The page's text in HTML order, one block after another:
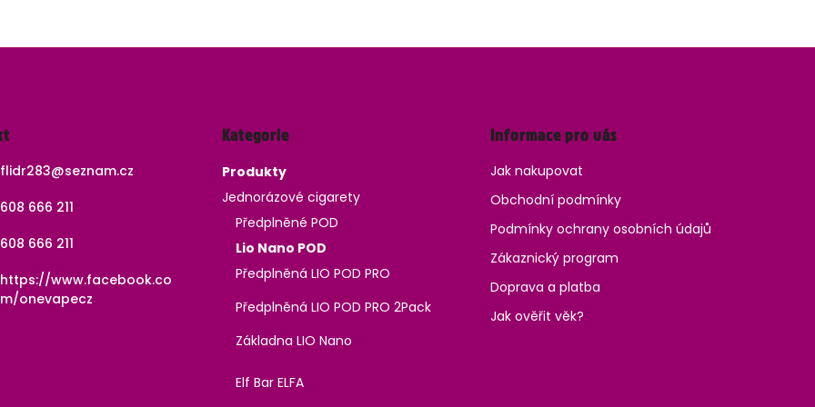
flidr283@seznam.cz
608 666 211
608 666 211
https://www.facebook.co
m/onevapecz
kategorie
Kategorie
Produkty
Jednorázové cigarety
Předplněné POD
Lio Nano POD
Předplněná LIO POD PRO
Předplněná LIO POD PRO 2Pack
Základna LIO Nano
Elf Bar ELFA
Informace pro vás
Jak nakupovat
Obchodní podmínky
Podmínky ochrany osobních údajů
Zákaznický program
Doprava a platba
Jak ověřit věk?